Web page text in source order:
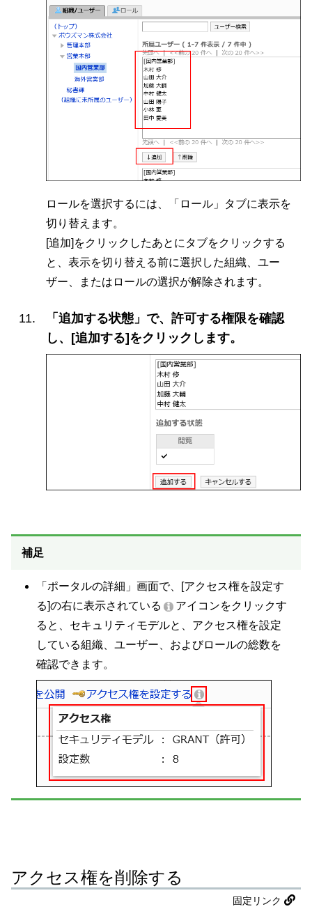
ロールを選択するには、「ロール」タブに表示を
切り替えます。
[追加]をクリックしたあとにタブをクリックする
と、表示を切り替える前に選択した組織、ユー
ザー、またはロールの選択が解除されます。
「追加する状態」で、許可する権限を確認
し、[追加する]をクリックします。
補足
「ポータルの詳細」画面で、[アクセス権を設定す
る]の右に表示されている
アイコンをクリックす
ると、セキュリティモデルと、アクセス権を設定
している組織、ユーザー、およびロールの総数を
確認できます。
アクセス権を削除する
固定リンク